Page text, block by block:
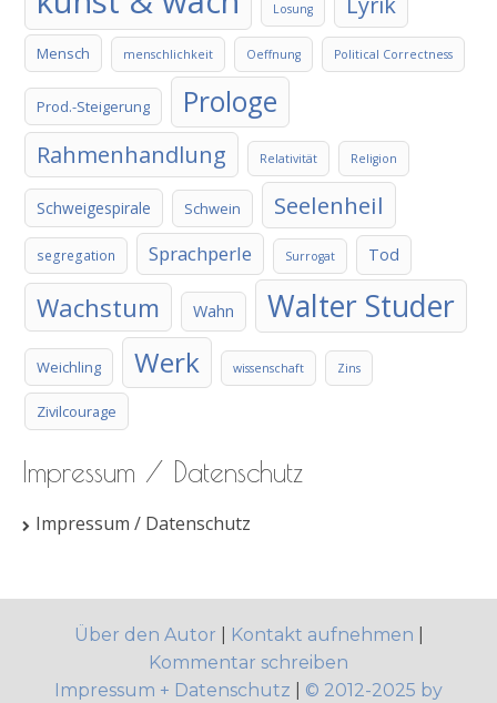
Losung
Mensch menschlichkeit Oeffnung Political Correctness
Prod.-Steigerung Prologe
Rahmenhandlung Relativität Religion
Schweigespirale Schwein Seelenheil
segregation Sprachperle Surrogat Tod
Wachstum Wahn Walter Studer
Weichling Werk wissenschaft Zins
Zivilcourage
Impressum / Datenschutz
Impressum / Datenschutz
Über den Autor Kontakt aufnehmen
Kommentar schreiben
Impressum + Datenschutz
© 2012-2025 by